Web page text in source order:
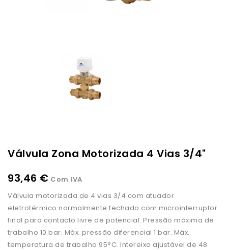
Válvula Zona Motorizada 4 Vias 3/4"
93,46 € Com IVA
Válvula motorizada de 4 vias 3/4 com atuador
eletrotérmico normalmente fechado com microinterruptor
final para contacto livre de potencial. Pressão máxima de
trabalho 10 bar. Máx. pressão diferencial 1 bar. Máx.
temperatura de trabalho 95°C. Intereixo ajustável de 48